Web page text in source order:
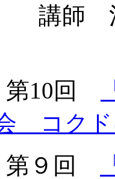
昭
第10回
コクド
第９回